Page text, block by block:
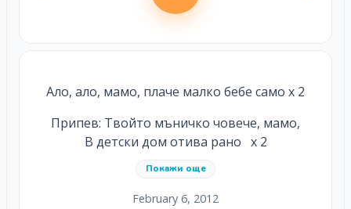
Ало, ало, мамо, плаче малко бебе само х 2
Припев: Твойто мъничко човече, мамо,
В детски дом отива рано х 2
Покажи още
February 6, 2012